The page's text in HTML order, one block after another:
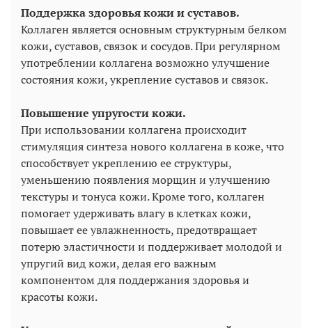
Поддержка здоровья кожи и суставов.
Коллаген является основным структурным белком
кожи, суставов, связок и сосудов. При регулярном
употреблении коллагена возможно улучшение
состояния кожи, укрепление суставов и связок.
Повышение упругости кожи.
При использовании коллагена происходит
стимуляция синтеза нового коллагена в коже, что
способствует укреплению ее структуры,
уменьшению появления морщин и улучшению
текстуры и тонуса кожи. Кроме того, коллаген
помогает удерживать влагу в клетках кожи,
повышает ее увлажненность, предотвращает
потерю эластичности и поддерживает молодой и
упругий вид кожи, делая его важным
компонентом для поддержания здоровья и
красоты кожи.